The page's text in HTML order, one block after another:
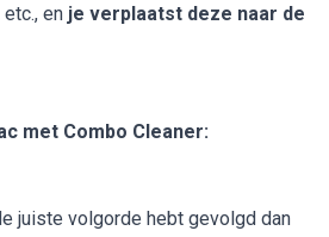
etc., en je verplaatst deze naar de
met Combo Cleaner:
juiste volgorde hebt gevolgd dan